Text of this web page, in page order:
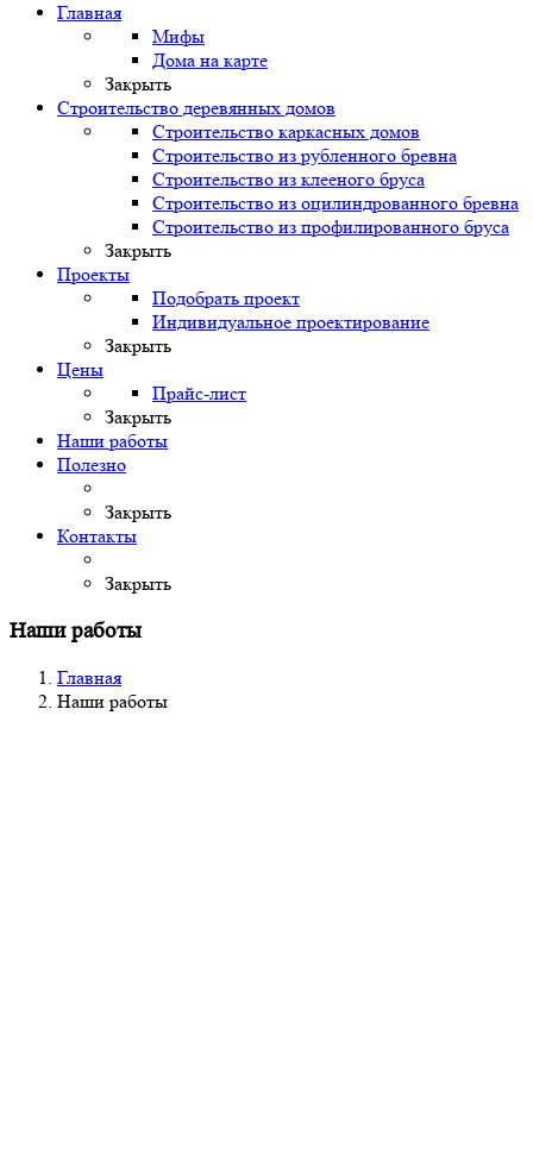
Главная
Мифы
Дома на карте
Закрыть
Строительство деревянных домов
Строительство каркасных домов
Строительство из рубленного бревна
Строительство из клееного бруса
Строительство из оцилиндрованного бревна
Строительство из профилированного бруса
Закрыть
Проекты
Подобрать проект
Индивидуальное проектирование
Закрыть
Цены
Прайс-лист
Закрыть
Наши работы
Полезно
Закрыть
Контакты
Закрыть
Наши работы
Главная
Наши работы